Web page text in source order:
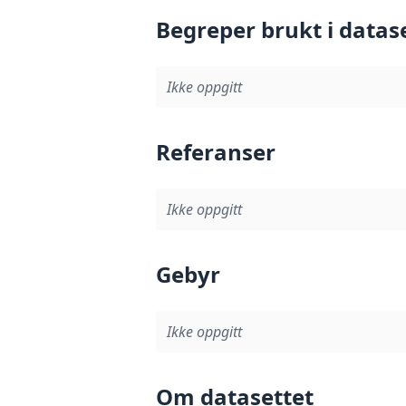
Begreper brukt i
Ikke oppgitt
Referanser
Ikke oppgitt
Gebyr
Ikke oppgitt
Om datasettet